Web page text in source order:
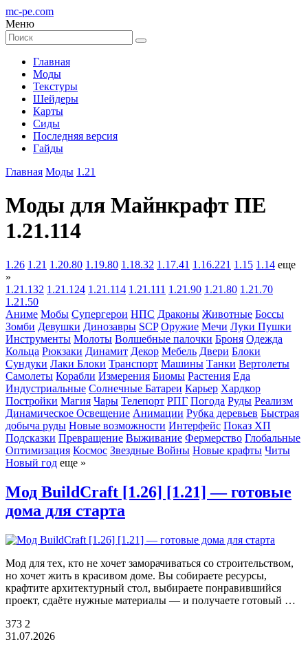
mc-pe.com
Меню
Главная
Моды
Текстуры
Шейдеры
Карты
Сиды
Последняя версия
Гайды
Главная Моды 1.21
Моды для Майнкрафт ПЕ
1.21.114
1.26 1.21 1.20.80 1.19.80 1.18.32 1.17.41 1.16.221 1.15 1.14 еще
»
1.21.132 1.21.124 1.21.114 1.21.111 1.21.90 1.21.80 1.21.70
1.21.50
Аниме Мобы Супергерои НПС Драконы Животные Боссы
Зомби Девушки Динозавры SCP Оружие Мечи Луки Пушки
Инструменты Молоты Волшебные палочки Броня Одежда
Кольца Рюкзаки Динамит Декор Мебель Двери Блоки
Сундуки Лаки Блоки Транспорт Машины Танки Вертолеты
Самолеты Корабли Измерения Биомы Растения Еда
Индустриальные Солнечные Батареи Карьер Хардкор
Постройки Магия Чары Телепорт РПГ Погода Руды Реализм
Динамическое Освещение Анимации Рубка деревьев Быстрая
добыча руды Новые возможности Интерфейс Показ ХП
Подсказки Превращение Выживание Фермерство Глобальные
Оптимизация Космос Звездные Войны Новые крафты Читы
Новый год еще »
Мод BuildCraft [1.26] [1.21] — готовые
дома для старта
Мод для тех, кто не хочет заморачиваться со строительством,
но хочет жить в красивом доме. Вы собираете ресурсы,
крафтите архитектурный стол, выбираете понравившийся
проект, сдаёте нужные материалы — и получаете готовый …
373 2
31.07.2026